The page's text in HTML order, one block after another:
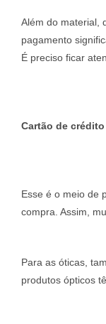
Além do material,
pagamento
É preciso ficar
Cartão de crédito
Esse é o meio de
compra. Assim,
Para as óticas,
produtos ópticos